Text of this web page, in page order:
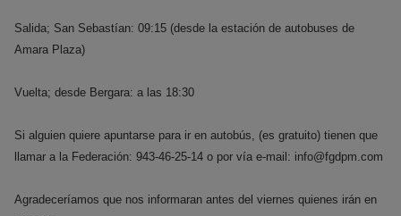
Salida; San Sebastían: 09:15 (desde la estación de autobuses de
Amara Plaza)
Vuelta; desde Bergara: a las 18:30
Si alguien quiere apuntarse para ir en autobús, (es gratuito) tienen que
llamar a la Federación: 943-46-25-14 o por vía e-mail: info@fgdpm.com
Agradeceríamos que nos informaran antes del viernes quienes irán en